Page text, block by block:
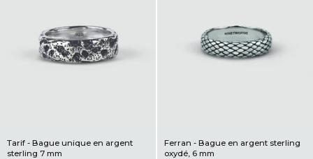
Tarif - Bague unique en argent
sterling 7 mm
Ferran - Bague en argent sterling
oxydé, 6 mm